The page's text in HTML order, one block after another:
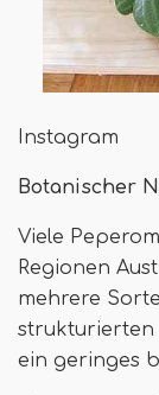
Instagram
Botanischer
Viele
Regionen
mehrere
strukturierten
ein geringes